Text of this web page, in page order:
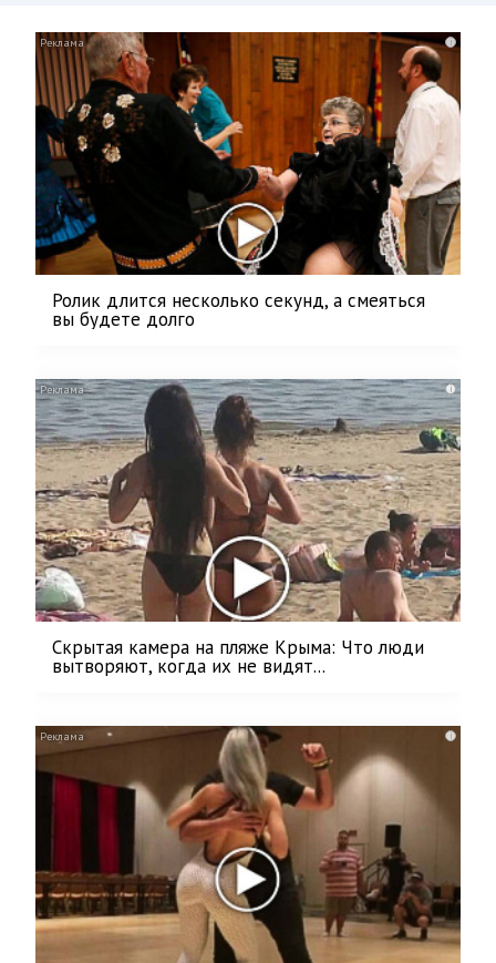
i
Ролик длится несколько секунд, а смеяться
вы будете долго
i
Скрытая камера на пляже Крыма: Что люди
вытворяют, когда их не видят...
i